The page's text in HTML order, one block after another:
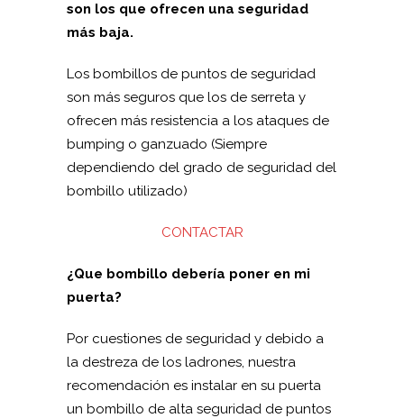
son los que ofrecen una seguridad
más baja.
Los bombillos de puntos de seguridad
son más seguros que los de serreta y
ofrecen más resistencia a los ataques de
bumping o ganzuado (Siempre
dependiendo del grado de seguridad del
bombillo utilizado)
CONTACTAR
¿Que bombillo debería poner en mi
puerta?
Por cuestiones de seguridad y debido a
la destreza de los ladrones, nuestra
recomendación es instalar en su puerta
un bombillo de alta seguridad de puntos